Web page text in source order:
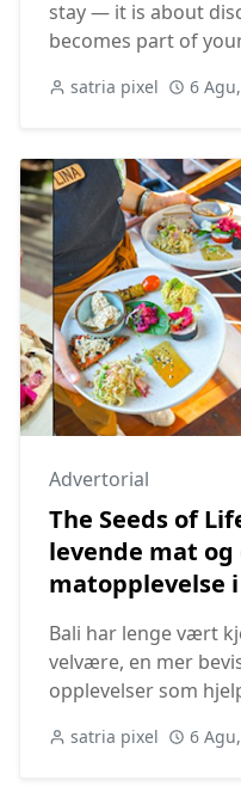
stay — it is about
becomes part of
satria pixel 6
Advertorial
The Seeds of
levende mat
matopplevelse
Bali har lenge vært
velvære, en mer
opplevelser som
satria pixel 6